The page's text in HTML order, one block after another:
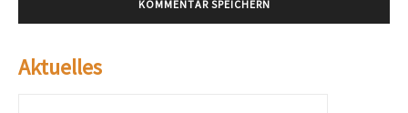
Aktuelles